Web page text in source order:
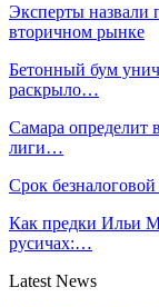
Эксперты назвали
вторичном рынке
Бетонный бум
раскрыло…
Самара определит
лиги…
Срок
Как предки Ильи
русичах:…
Latest News